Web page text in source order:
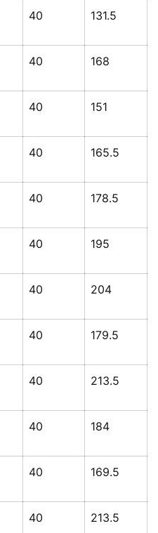
40 131.5
40 168
40 151
40 165.5
40 178.5
40 195
40 204
40 179.5
40 213.5
40 184
40 169.5
40 213.5